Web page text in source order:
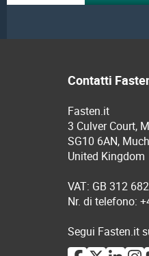
Contatti
Fasten.it
3 Culver Court,
SG10 6AN,
United Kingdom
VAT: GB 312
Nr. di telefono:
Segui Fasten.it